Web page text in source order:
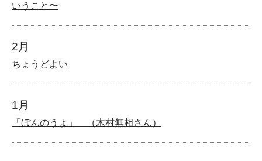
いうこと〜
2月
ちょうどよい
1月
「ぼんのうよ」 （木村無相さん）